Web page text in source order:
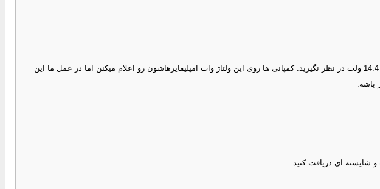
از نظر توان rs قویتره و من بشدت روی توان بالاتر حتی به قول شما همین 25 وات رو تاکید دارم.شما وات خروجی رو روی ولتاژ 14.4 ولت در نظر نگیرید. کمپانی ها روی این ولتاژ وات امپلیفایرهاشون رو اعلام میکنن اما در عمل ما این
باشه.
شایسته ای دریافت کنید.